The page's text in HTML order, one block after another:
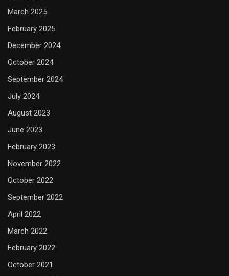
March 2025
February 2025
December 2024
October 2024
September 2024
July 2024
August 2023
June 2023
February 2023
November 2022
October 2022
September 2022
April 2022
March 2022
February 2022
October 2021